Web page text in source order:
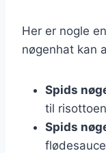
Her er nogle
nøgenhat kan
Spids
til
Spids